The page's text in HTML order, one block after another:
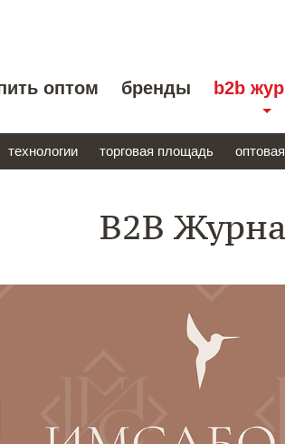
оптом бренды b2b
технологии торговая площадь
B2B